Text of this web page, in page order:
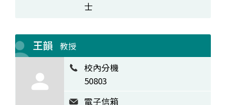
士
王韻 教授
校內分機
50803
電子信箱